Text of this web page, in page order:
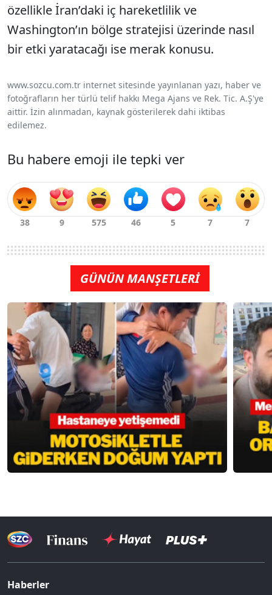
özellikle İran’daki iç hareketlilik ve
Washington’ın bölge stratejisi üzerinde nasıl
bir etki yaratacağı ise merak konusu.
www.sozcu.com.tr internet sitesinde yayınlanan yazı, haber ve
fotoğrafların her türlü telif hakkı Mega Ajans ve Rek. Tic. A.Ş'ye
aittir. İzin alınmadan, kaynak gösterilerek dahi iktibas
edilemez.
Bu habere emoji ile tepki ver
GÜNÜN MANŞETLERİ
Haberler